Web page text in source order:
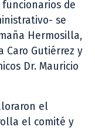
de
se
Hermosilla,
Caro Gutiérrez y
Dr. Mauricio
el
el comité y